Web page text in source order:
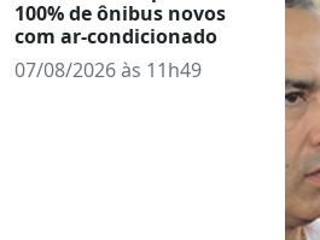
100% de ônibus novos
com ar-condicionado
07/08/2026 às 11h49